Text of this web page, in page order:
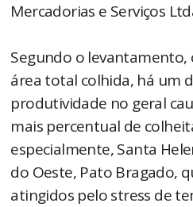
Mercadorias e Serviços
Segundo o
área total colhida, há um
produtividade no geral
mais percentual de
especialmente, Santa
do Oeste, Pato Bragado,
atingidos pelo stress de